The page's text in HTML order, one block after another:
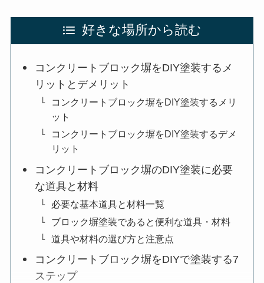
好きな場所から読む
コンクリートブロック塀をDIY塗装するメ
リットとデメリット
コンクリートブロック塀をDIY塗装するメリ
ット
コンクリートブロック塀をDIY塗装するデメ
リット
コンクリートブロック塀のDIY塗装に必要
な道具と材料
必要な基本道具と材料一覧
ブロック塀塗装であると便利な道具・材料
道具や材料の選び方と注意点
コンクリートブロック塀をDIYで塗装する7
ステップ